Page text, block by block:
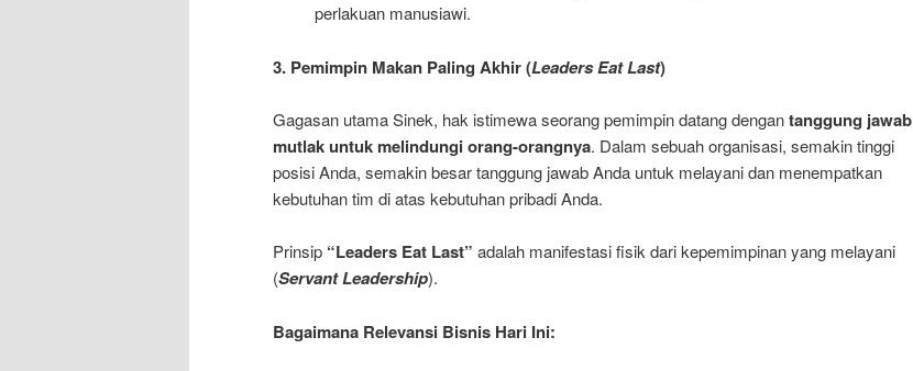
perlakuan manusiawi.
3. Pemimpin Makan Paling Akhir (Leaders Eat Last)
Gagasan utama Sinek, hak istimewa seorang pemimpin datang dengantanggung jawab
mutlakuntuk melindungi orang-orangnya. Dalam sebuah organisasi, semakin tinggi
posisi Anda, semakin besar tanggung jawab Anda untuk melayani dan menempatkan
kebutuhan tim di atas kebutuhan pribadi Anda.
Prinsip “Leaders Eat Last” adalah manifestasi fisik dari kepemimpinan yang melayani
(Servant Leadership).
Bagaimana Relevansi Bisnis Hari Ini: